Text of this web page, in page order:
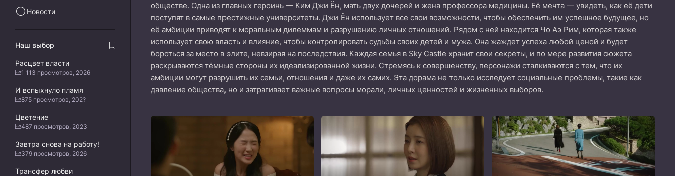
обществе. Одна из главных героинь — Ким Джи Ён, мать двух дочерей и жена профессора медицины. Её мечта — увидеть, как её дети
поступят в самые престижные университеты. Джи Ён использует все свои возможности, чтобы обеспечить им успешное будущее, но
её амбиции приводят к моральным дилеммам и разрушению личных отношений. Рядом с ней находится Чо Аэ Рим, которая также
использует свою власть и влияние, чтобы контролировать судьбы своих детей и мужа. Она жаждет успеха любой ценой и будет
бороться за место в элите, невзирая на последствия. Каждая семья в Sky Castle хранит свои секреты, и по мере развития сюжета
раскрываются тёмные стороны их идеализированной жизни. Стремясь к совершенству, персонажи сталкиваются с тем, что их
амбиции могут разрушить их семьи, отношения и даже их самих. Эта дорама не только исследует социальные проблемы, такие как
давление общества, но и затрагивает важные вопросы морали, личных ценностей и жизненных выборов.
Новости
Наш выбор
Расцвет власти
1 113 просмотров, 2026
И вспыхнуло пламя
875 просмотров, 202?
Цветение
487 просмотров, 2023
Завтра снова на работу!
379 просмотров, 2026
Трансфер любви